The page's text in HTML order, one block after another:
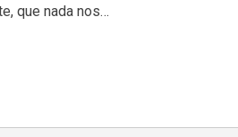
que nada nos…